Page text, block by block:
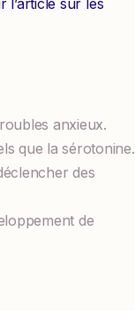
l’article sur les
anxieux.
que la sérotonine.
des
de